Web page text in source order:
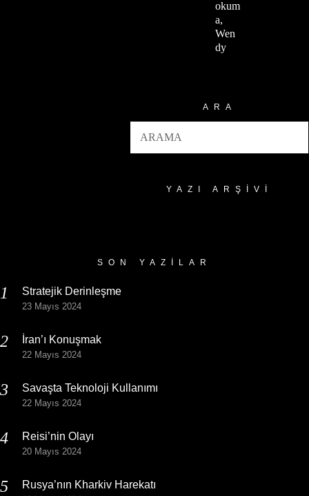
okum
a,
Wen
dy
ARA
YAZI ARŞIVI
SON YAZILAR
Stratejik Derinleşme
23 Mayıs 2024
İran’ı Konuşmak
22 Mayıs 2024
Savaşta Teknoloji Kullanımı
22 Mayıs 2024
Reisi’nin Olayı
20 Mayıs 2024
Rusya’nın Kharkiv Harekatı